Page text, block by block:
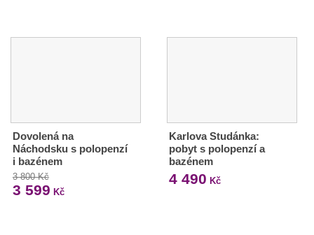
Dovolená na
Náchodsku s polopenzí
i bazénem
3 800 Kč
3 599 Kč
Karlova Studánka:
pobyt s polopenzí a
bazénem
4 490 Kč